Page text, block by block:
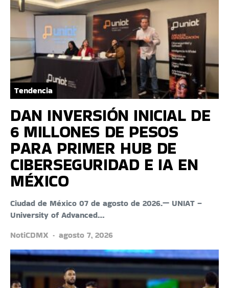
Tendencia
DAN INVERSIÓN INICIAL DE
6 MILLONES DE PESOS
PARA PRIMER HUB DE
CIBERSEGURIDAD E IA EN
MÉXICO
Ciudad de México 07 de agosto de 2026.— UNIAT –
University of Advanced…
NotiCDMX
agosto 7, 2026